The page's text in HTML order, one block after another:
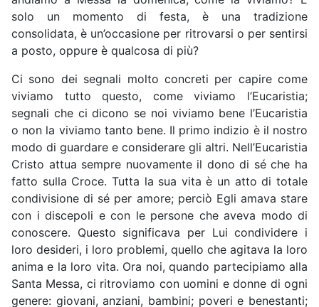
solo un momento di festa, è una tradizione
consolidata, è un’occasione per ritrovarsi o per sentirsi
a posto, oppure è qualcosa di più?
Ci sono dei segnali molto concreti per capire come
viviamo tutto questo, come viviamo l’Eucaristia;
segnali che ci dicono se noi viviamo bene l’Eucaristia
o non la viviamo tanto bene. Il primo indizio è il nostro
modo di guardare e considerare gli altri. Nell’Eucaristia
Cristo attua sempre nuovamente il dono di sé che ha
fatto sulla Croce. Tutta la sua vita è un atto di totale
condivisione di sé per amore; perciò Egli amava stare
con i discepoli e con le persone che aveva modo di
conoscere. Questo significava per Lui condividere i
loro desideri, i loro problemi, quello che agitava la loro
anima e la loro vita. Ora noi, quando partecipiamo alla
Santa Messa, ci ritroviamo con uomini e donne di ogni
genere: giovani, anziani, bambini; poveri e benestanti;